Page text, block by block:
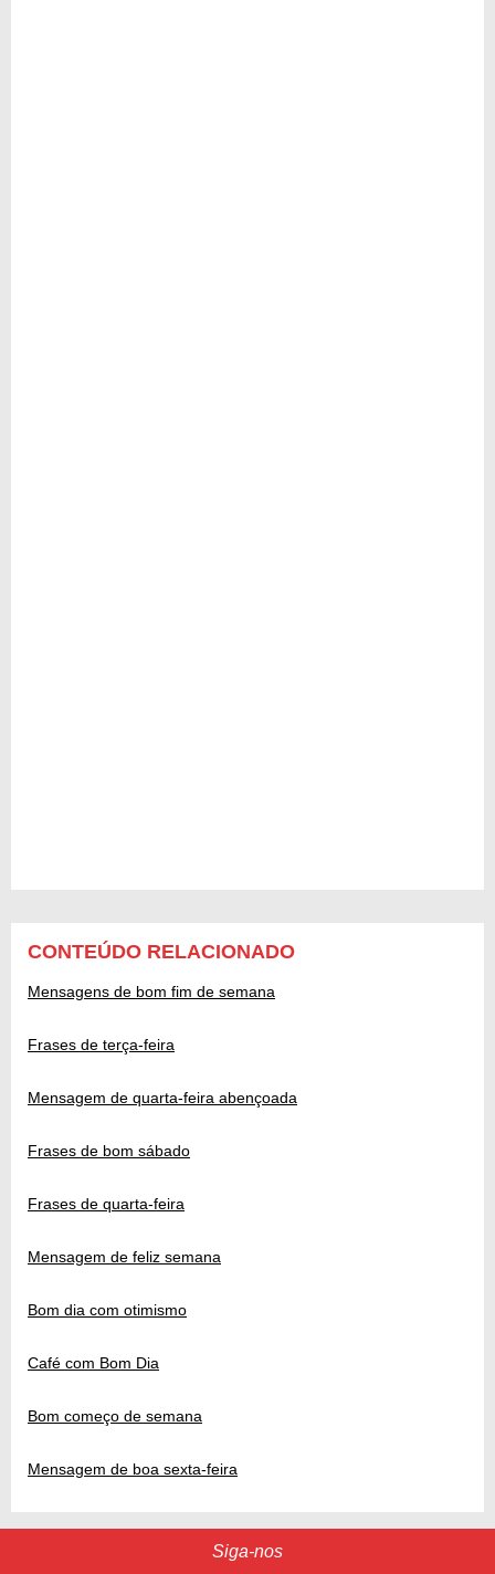
CONTEÚDO RELACIONADO
Mensagens de bom fim de semana
Frases de terça-feira
Mensagem de quarta-feira abençoada
Frases de bom sábado
Frases de quarta-feira
Mensagem de feliz semana
Bom dia com otimismo
Café com Bom Dia
Bom começo de semana
Mensagem de boa sexta-feira
Siga-nos